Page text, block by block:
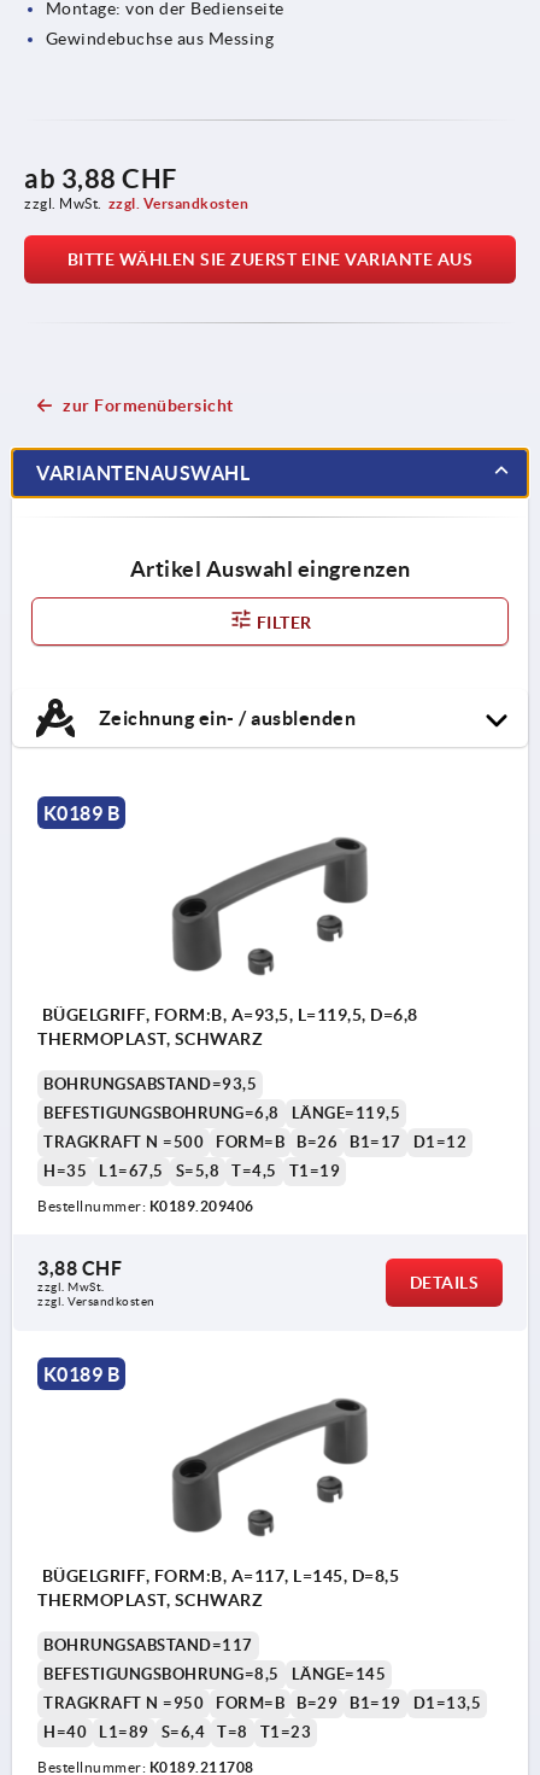
Montage: von der Bedienseite
Gewindebuchse aus Messing
ab 3,88 CHF
zzgl. MwSt. zzgl. Versandkosten
BITTE WÄHLEN SIE ZUERST EINE VARIANTE AUS
zur Formenübersicht
VARIANTENAUSWAHL
Artikel Auswahl eingrenzen
FILTER
Zeichnung ein- / ausblenden
K0189 B
BÜGELGRIFF, FORM:B, A=93,5, L=119,5, D=6,8
THERMOPLAST, SCHWARZ
BOHRUNGSABSTAND=93,5
BEFESTIGUNGSBOHRUNG=6,8
LÄNGE=119,5
TRAGKRAFT N =500
FORM=B B=26 B1=17
D1=12
H=35
L1=67,5 S=5,8 T=4,5 T1=19
Bestellnummer: K0189.209406
3,88 CHF
zzgl. MwSt.
zzgl. Versandkosten
DETAILS
K0189 B
BÜGELGRIFF, FORM:B, A=117, L=145, D=8,5
THERMOPLAST, SCHWARZ
BOHRUNGSABSTAND=117
BEFESTIGUNGSBOHRUNG=8,5
LÄNGE=145
TRAGKRAFT N =950
FORM=B B=29 B1=19
D1=13,5
H=40
L1=89 S=6,4 T=8 T1=23
Bestellnummer: K0189.211708